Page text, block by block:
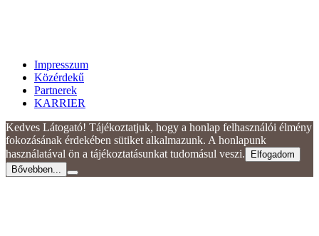
Impresszum
Közérdekű
Partnerek
KARRIER
Kedves Látogató! Tájékoztatjuk, hogy a honlap felhasználói élmény
fokozásának érdekében sütiket alkalmazunk. A honlapunk
használatával ön a tájékoztatásunkat tudomásul veszi.
Elfogadom
Bővebben...